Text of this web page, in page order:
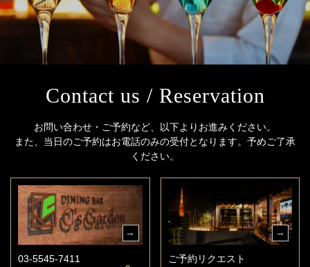
Contact us / Reservation
お問い合わせ・ご予約など、以下よりお進みください。
また、当日のご予約はお電話のみの受付となります。予めご了承
ください。
03-5545-7411 ご予約リクエスト